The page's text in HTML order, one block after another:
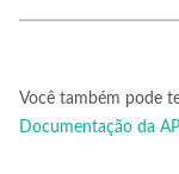
Você também pode
Documentação da API